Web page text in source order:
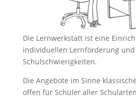
Die Lernwerkstatt ist eine
individuellen Lernförderung
Schulschwierigkeiten.
Die Angebote im Sinne
offen für Schüler aller